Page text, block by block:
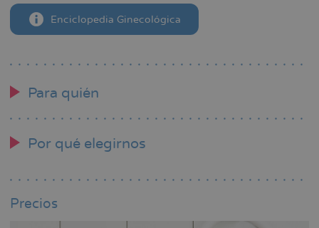
Enciclopedia Ginecológica
Para quién
Por qué elegirnos
Precios